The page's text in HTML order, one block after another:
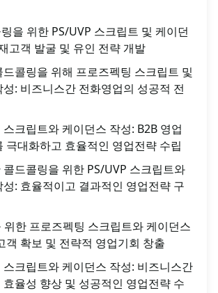
을 위한 PS/UVP 스크립트 및 케이던
고객 발굴 및 유인 전략 개발
콜링을 위해 프로즈펙팅 스크립트 및
: 비즈니스간 전화영업의 성공적 전
크립트와 케이던스 작성: B2B 영업
극대화하고 효율적인 영업전략 수립
드콜링을 위한 PS/UVP 스크립트와
: 효율적이고 결과적인 영업전략 구
위한 프로즈펙팅 스크립트와 케이던스
객 확보 및 전략적 영업기회 창출
스크립트와 케이던스 작성: 비즈니스간
율성 향상 및 성공적인 영업전략 수